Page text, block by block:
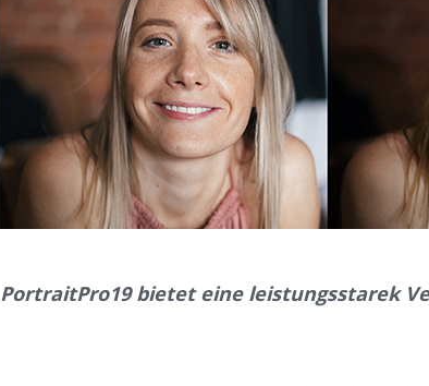
PortraitPro19 bietet eine leistungsstarek